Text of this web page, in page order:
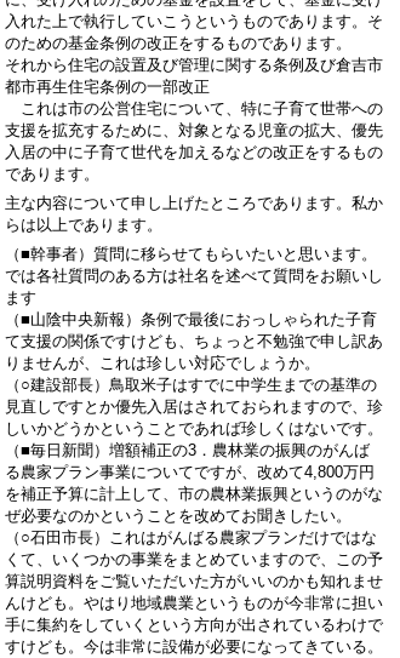
入れた上で執行していこうというものであります。そ
のための基金条例の改正をするものであります。
それから住宅の設置及び管理に関する条例及び倉吉市
都市再生住宅条例の一部改正
これは市の公営住宅について、特に子育て世帯への
支援を拡充するために、対象となる児童の拡大、優先
入居の中に子育て世代を加えるなどの改正をするもの
であります。
主な内容について申し上げたところであります。私か
らは以上であります。
（■幹事者）質問に移らせてもらいたいと思います。
では各社質問のある方は社名を述べて質問をお願いし
ます
（■山陰中央新報）条例で最後におっしゃられた子育
て支援の関係ですけども、ちょっと不勉強で申し訳あ
りませんが、これは珍しい対応でしょうか。
（○建設部長）鳥取米子はすでに中学生までの基準の
見直しですとか優先入居はされておられますので、珍
しいかどうかということであれば珍しくはないです。
（■毎日新聞）増額補正の3．農林業の振興のがんば
る農家プラン事業についてですが、改めて4,800万円
を補正予算に計上して、市の農林業振興というのがな
ぜ必要なのかということを改めてお聞きしたい。
（○石田市長）これはがんばる農家プランだけではな
くて、いくつかの事業をまとめていますので、この予
算説明資料をご覧いただいた方がいいのかも知れませ
んけども。やはり地域農業というものが今非常に担い
手に集約をしていくという方向が出されているわけで
すけども。今は非常に設備が必要になってきている。